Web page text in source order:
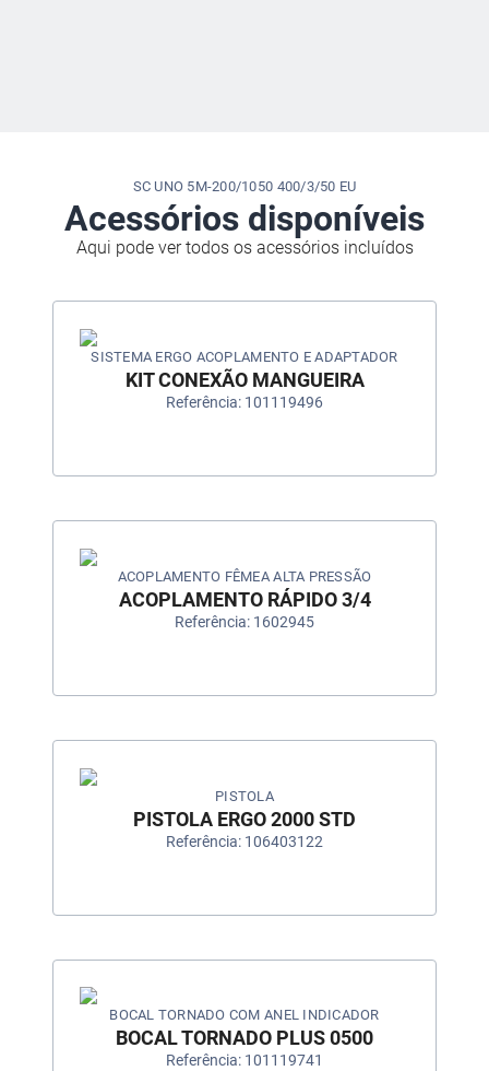
SC UNO 5M-200/1050 400/3/50 EU
Acessórios disponíveis
Aqui pode ver todos os acessórios incluídos
SISTEMA ERGO ACOPLAMENTO E ADAPTADOR
KIT CONEXÃO MANGUEIRA
Referência: 101119496
ACOPLAMENTO FÊMEA ALTA PRESSÃO
ACOPLAMENTO RÁPIDO 3/4
Referência: 1602945
PISTOLA
PISTOLA ERGO 2000 STD
Referência: 106403122
BOCAL TORNADO COM ANEL INDICADOR
BOCAL TORNADO PLUS 0500
Referência: 101119741